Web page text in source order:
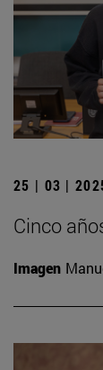
25 | 03 |
Cinco
Imagen